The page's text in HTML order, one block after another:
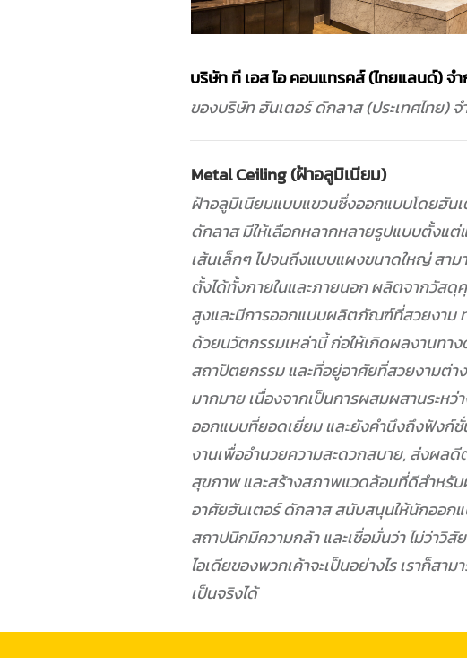
บริษัท ที เอส ไอ คอนแทรคส์ (ไทยแลนด์)จ
ของบริษัท ฮันเตอร์ ดักลาส (ประเทศไทย)
Metal Ceiling (ฝ้าอลูมิเนียม)
ฝ้าอลูมิเนียมแบบแขวนซึ่งออกแบบโดยฮัน
ดักลาส มีให้เลือกหลากหลายรูปแบบตั้งแ
เส้นเล็กๆ ไปจนถึงแบบแผงขนาดใหญ่ สา
ตั้งได้ทั้งภายในและภายนอก ผลิตจากวัส
สูงและมีการออกแบบผลิตภัณฑ์ที่สวยงาม
ด้วยนวัตกรรมเหล่านี้ ก่อให้เกิดผลงานทา
สถาปัตยกรรม และที่อยู่อาศัยที่สวยงามต่า
มากมาย เนื่องจากเป็นการผสมผสานระหว่
ออกแบบที่ยอดเยี่ยม และยังคำนึงถึงฟังก์ชั่
งานเพื่ออำนวยความสะดวกสบาย, ส่งผลดี
สุขภาพ และสร้างสภาพแวดล้อมที่ดีสำหรั
อาศัยฮันเตอร์ ดักลาส สนับสนุนให้นักออก
สถาปนิกมีความกล้า และเชื่อมั่นว่า ไม่ว่าวิสั
ไอเดียของพวกเค้าจะเป็นอย่างไร เราก็สาม
เป็นจริงได้